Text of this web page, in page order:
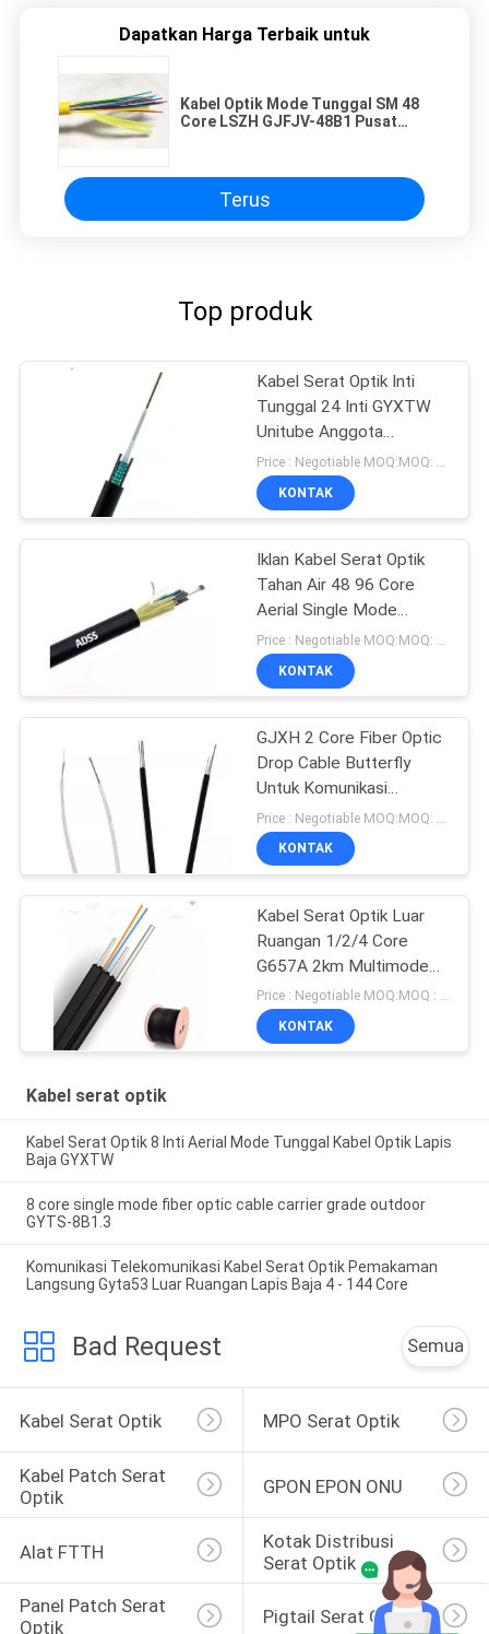
Dapatkan Harga Terbaik untuk
Kabel Optik Mode Tunggal SM 48
Core LSZH GJFJV-48B1 Pusat
Terus
Top produk
Kabel Serat Optik Inti
Tunggal 24 Inti GYXTW
Unitube Anggota
Kekuatan Dua Kawat Baja
Paralel
KONTAK
Iklan Kabel Serat Optik
Tahan Air 48 96 Core
Aerial Single Mode
100/200/300m Span
KONTAK
GJXH 2 Core Fiber Optic
Drop Cable Butterfly
Untuk Komunikasi
Telekomunikasi Dalam
Ruangan
KONTAK
Kabel Serat Optik Luar
Ruangan 1/2/4 Core
G657A 2km Multimode
FTTH Drop Cable
GJYXCH
Price : Negotiable MOQ:MOQ : 1000meter
KONTAK
Kabel serat optik
Kabel Serat Optik 8 Inti Aerial Mode Tunggal Kabel Optik Lapis
Baja GYXTW
8 core single mode fiber optic cable carrier grade outdoor
GYTS-8B1.3
Komunikasi Telekomunikasi Kabel Serat Optik Pemakaman
Langsung Gyta53 Luar Ruangan Lapis Baja 4 - 144 Core
Bad Request Semua
Kabel Serat Optik MPO Serat Optik
Kabel Patch Serat
Optik
GPON EPON ONU
Alat FTTH
Kotak Distribusi
Serat Optik
Panel Patch Serat
Optik
Pigtail Serat Optik